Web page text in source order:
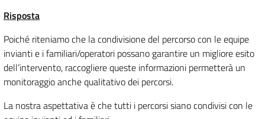
Risposta
Poiché riteniamo che la condivisione del percorso con le equipe
invianti e i familiari/operatori possano garantire un migliore esito
dell’intervento, raccogliere queste informazioni permetterà un
monitoraggio anche qualitativo dei percorsi.
La nostra aspettativa è che tutti i percorsi siano condivisi con le